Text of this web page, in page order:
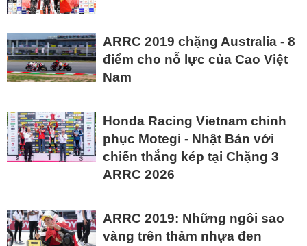
ARRC 2019 chặng Australia - 8
điểm cho nỗ lực của Cao Việt
Nam
Honda Racing Vietnam chinh
phục Motegi - Nhật Bản với
chiến thắng kép tại Chặng 3
ARRC 2026
ARRC 2019: Những ngôi sao
vàng trên thảm nhựa đen